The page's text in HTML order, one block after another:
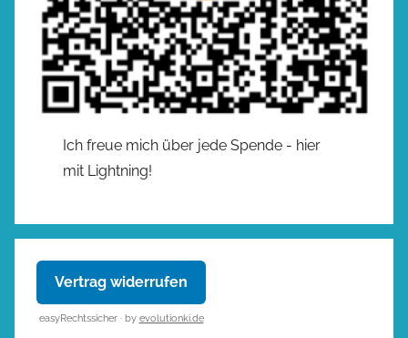
Ich freue mich über jede Spende - hier
mit Lightning!
Vertrag widerrufen
easyRechtssicher · by evolutionki.de